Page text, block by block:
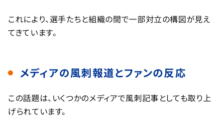
これにより、選手たちと組織の間で一部対立の構図が見え
てきています。
メディアの風刺報道とファンの反応
この話題は、いくつかのメディアで風刺記事としても取り上
げられています。